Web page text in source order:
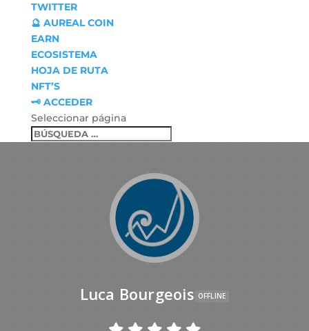
TWITTER
🔮 AUREAL COIN
EARN
ECOSISTEMA
HOJA DE RUTA
NFT’S
🗝 ACCEDER
Seleccionar página
Luca Bourgeois OFFLINE